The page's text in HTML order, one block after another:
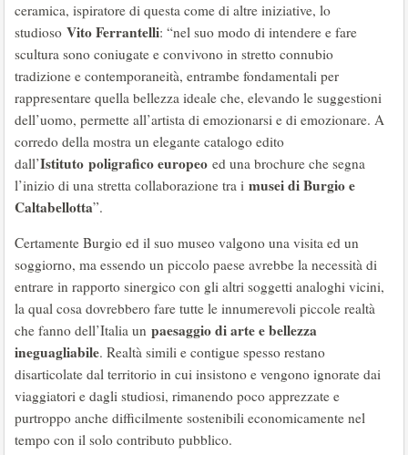
ceramica, ispiratore di questa come di altre iniziative, lo
studioso Vito Ferrantelli: “nel suo modo di intendere e fare
scultura sono coniugate e convivono in stretto connubio
tradizione e contemporaneità, entrambe fondamentali per
rappresentare quella bellezza ideale che, elevando le suggestioni
dell’uomo, permette all’artista di emozionarsi e di emozionare. A
corredo della mostra un elegante catalogo edito
dall’Istituto poligrafico europeo ed una brochure che segna
l’inizio di una stretta collaborazione tra i musei di Burgio e
Caltabellotta”.
Certamente Burgio ed il suo museo valgono una visita ed un
soggiorno, ma essendo un piccolo paese avrebbe la necessità di
entrare in rapporto sinergico con gli altri soggetti analoghi vicini,
la qual cosa dovrebbero fare tutte le innumerevoli piccole realtà
che fanno dell’Italia un paesaggio di arte e bellezza
ineguagliabile. Realtà simili e contigue spesso restano
disarticolate dal territorio in cui insistono e vengono ignorate dai
viaggiatori e dagli studiosi, rimanendo poco apprezzate e
purtroppo anche difficilmente sostenibili economicamente nel
tempo con il solo contributo pubblico.